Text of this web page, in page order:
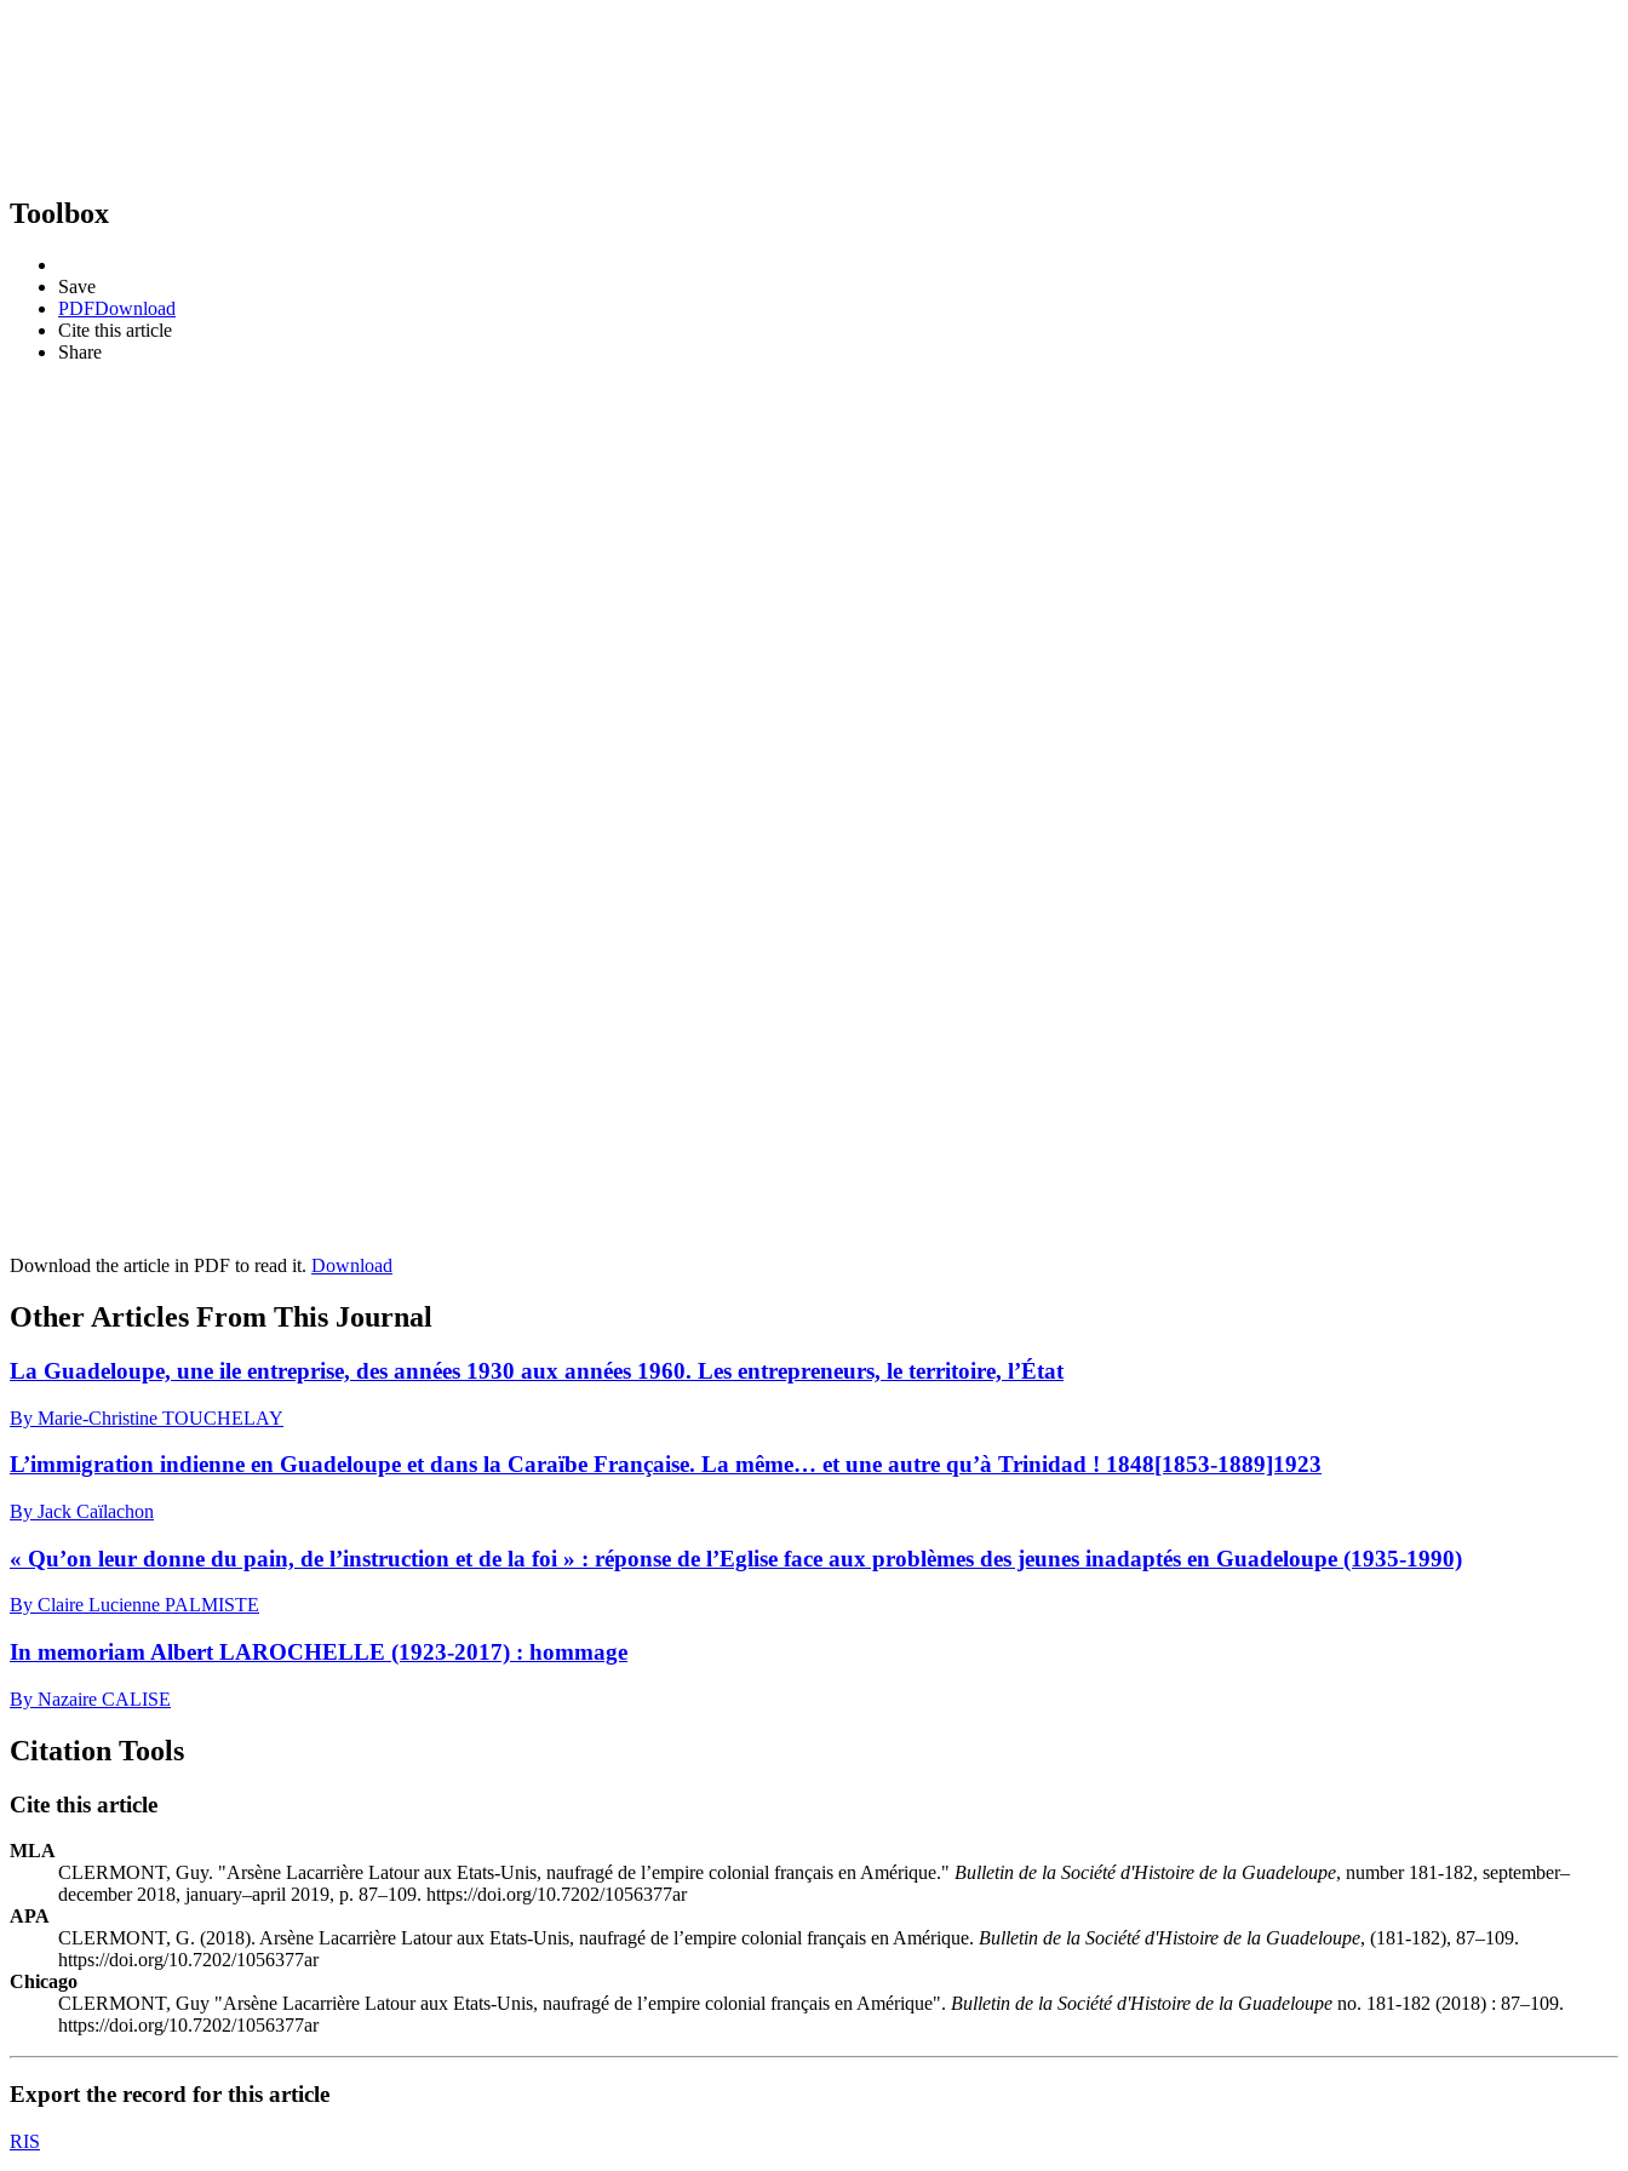
Toolbox
Save
PDFDownload
Cite this article
Share
Download the article in PDF to read it. Download
Other Articles From This Journal
La Guadeloupe, une ile entreprise, des années 1930 aux années 1960. Les entrepreneurs, le territoire, l’État
By Marie-Christine TOUCHELAY
L’immigration indienne en Guadeloupe et dans la Caraïbe Française. La même… et une autre qu’à Trinidad ! 1848[1853-1889]1923
By Jack Caïlachon
« Qu’on leur donne du pain, de l’instruction et de la foi » : réponse de l’Eglise face aux problèmes des jeunes inadaptés en Guadeloupe (1935-1990)
By Claire Lucienne PALMISTE
In memoriam Albert LAROCHELLE (1923-2017) : hommage
By Nazaire CALISE
Citation Tools
Cite this article
MLA
CLERMONT, Guy. "Arsène Lacarrière Latour aux Etats-Unis, naufragé de l’empire colonial français en Amérique." Bulletin de la Société d'Histoire de la Guadeloupe, number 181-182, september–
december 2018, january–april 2019, p. 87–109. https://doi.org/10.7202/1056377ar
APA
CLERMONT, G. (2018). Arsène Lacarrière Latour aux Etats-Unis, naufragé de l’empire colonial français en Amérique. Bulletin de la Société d'Histoire de la Guadeloupe, (181-182), 87–109.
https://doi.org/10.7202/1056377ar
Chicago
CLERMONT, Guy "Arsène Lacarrière Latour aux Etats-Unis, naufragé de l’empire colonial français en Amérique". Bulletin de la Société d'Histoire de la Guadeloupe no. 181-182 (2018) : 87–109.
https://doi.org/10.7202/1056377ar
Export the record for this article
RIS